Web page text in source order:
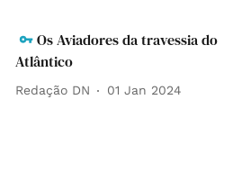
Os Aviadores da travessia do
Atlântico
Redação DN 01 Jan 2024